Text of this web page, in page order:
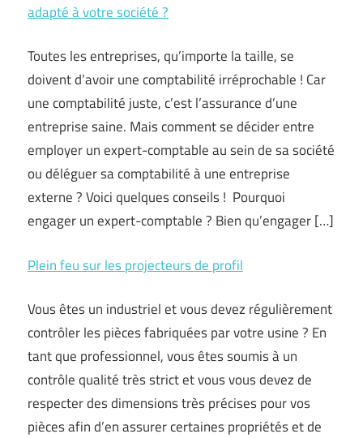
adapté à votre société ?
Toutes les entreprises, qu’importe la taille, se
doivent d’avoir une comptabilité irréprochable ! Car
une comptabilité juste, c’est l’assurance d’une
entreprise saine. Mais comment se décider entre
employer un expert-comptable au sein de sa société
ou déléguer sa comptabilité à une entreprise
externe ? Voici quelques conseils ! Pourquoi
engager un expert-comptable ? Bien qu’engager […]
Plein feu sur les projecteurs de profil
Vous êtes un industriel et vous devez régulièrement
contrôler les pièces fabriquées par votre usine ? En
tant que professionnel, vous êtes soumis à un
contrôle qualité très strict et vous vous devez de
respecter des dimensions très précises pour vos
pièces afin d’en assurer certaines propriétés et de